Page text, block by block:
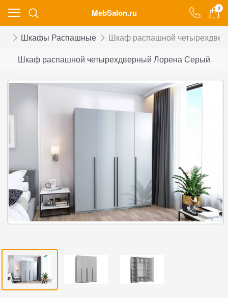
MebSalon.ru 0
Шкафы Распашные
Шкаф распашной
Шкаф распашной четырехдверный Лорена Серый